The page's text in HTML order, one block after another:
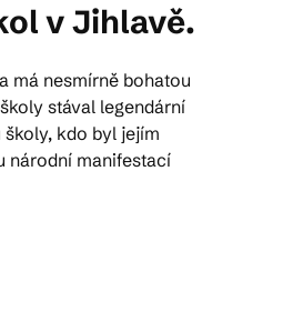
v Jihlavě.
má nesmírně bohatou
stával legendární
kdo byl jejím
národní manifestací